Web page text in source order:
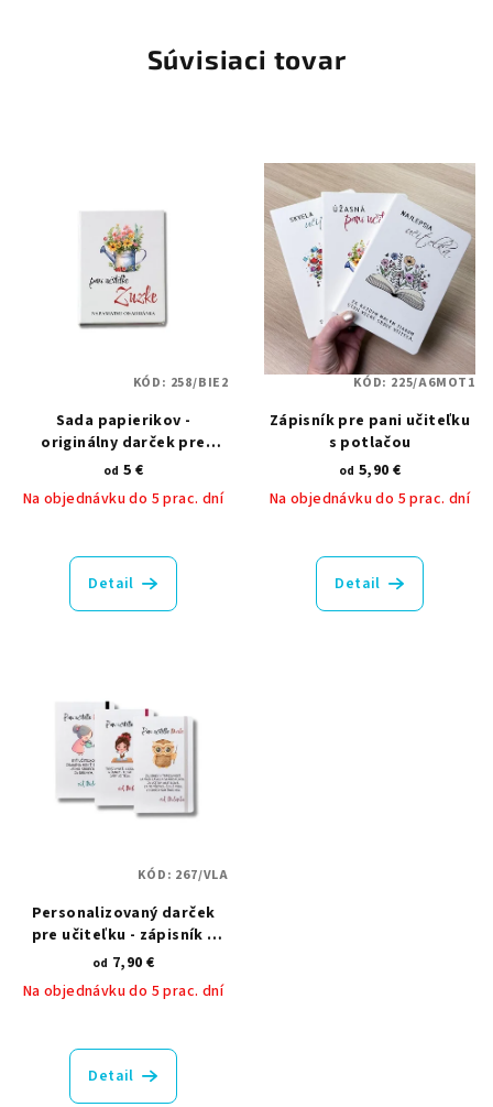
Súvisiaci tovar
Sada papierikov -
originálny darček pre
učiteľku
od 5 €
Na objednávku do 5 prac. dní
hodnotenie
produktu
Detail
KÓD: 258/BIE2
Zápisník pre pani učiteľku
s potlačou
od 5,90 €
Na objednávku do 5 prac. dní
hodnotenie
produktu
Detail
KÓD: 225/A6MOT1
Personalizovaný darček
pre učiteľku - zápisník s
potlačou
od 7,90 €
Na objednávku do 5 prac. dní
hodnotenie
produktu
Detail
KÓD: 267/VLA